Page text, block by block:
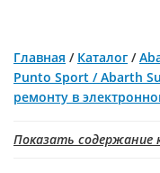
Главная / Каталог /
Punto Sport / Abarth
ремонту в
Показать содержание